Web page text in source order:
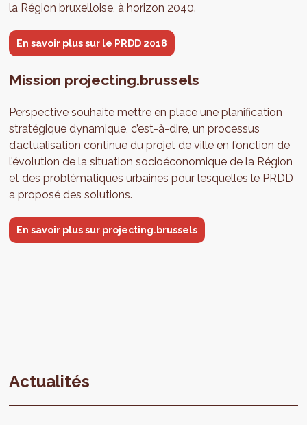
la Région bruxelloise, à horizon 2040.
En savoir plus sur le PRDD 2018
Mission projecting.brussels
Perspective souhaite mettre en place une planification
stratégique dynamique, c’est-à-dire, un processus
d’actualisation continue du projet de ville en fonction de
l’évolution de la situation socioéconomique de la Région
et des problématiques urbaines pour lesquelles le PRDD
a proposé des solutions.
En savoir plus sur projecting.brussels
Actualités